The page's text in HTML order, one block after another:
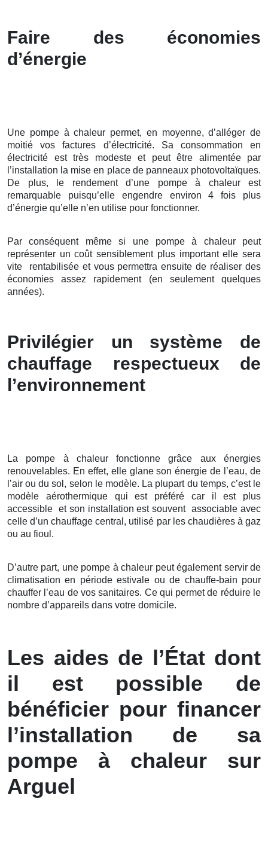
Faire des économies
d’énergie
Une pompe à chaleur permet, en moyenne, d’alléger de
moitié vos factures d’électricité. Sa consommation en
électricité est très modeste et peut être alimentée par
l’installation la mise en place de panneaux photovoltaïques.
De plus, le rendement d’une pompe à chaleur est
remarquable puisqu’elle engendre environ 4 fois plus
d’énergie qu’elle n’en utilise pour fonctionner.
Par conséquent même si une pompe à chaleur peut
représenter un coût sensiblement plus important elle sera
vite rentabilisée et vous permettra ensuite de réaliser des
économies assez rapidement (en seulement quelques
années).
Privilégier un système de
chauffage respectueux de
l’environnement
La pompe à chaleur fonctionne grâce aux énergies
renouvelables. En effet, elle glane son énergie de l’eau, de
l’air ou du sol, selon le modèle. La plupart du temps, c’est le
modèle aérothermique qui est préféré car il est plus
accessible et son installation est souvent associable avec
celle d’un chauffage central, utilisé par les chaudières à gaz
ou au fioul.
D’autre part, une pompe à chaleur peut également servir de
climatisation en période estivale ou de chauffe-bain pour
chauffer l’eau de vos sanitaires. Ce qui permet de réduire le
nombre d’appareils dans votre domicile.
Les aides de l’État dont
il est possible de
bénéficier pour financer
l’installation de sa
pompe à chaleur sur
Arguel